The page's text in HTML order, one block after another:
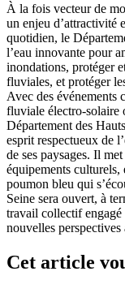
À la fois vecteur de
un enjeu d’attractivité
quotidien, le
l’eau innovante pour
inondations, protéger
fluviales, et protéger
Avec des événements
fluviale électro-solaire
Département des
esprit respectueux de
de ses paysages. Il
équipements culturels,
poumon bleu qui
Seine sera ouvert, à
travail collectif engagé
nouvelles
Cet article